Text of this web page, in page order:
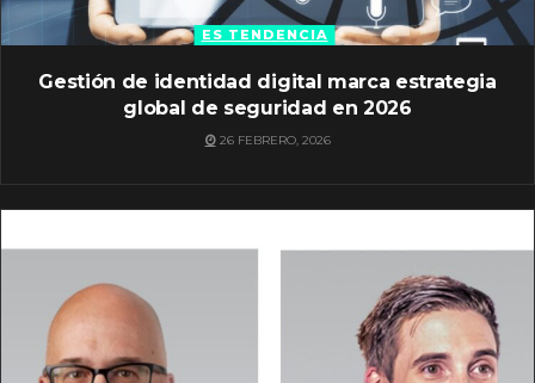
ES TENDENCIA
Gestión de identidad digital marca estrategia
global de seguridad en 2026
26 FEBRERO, 2026